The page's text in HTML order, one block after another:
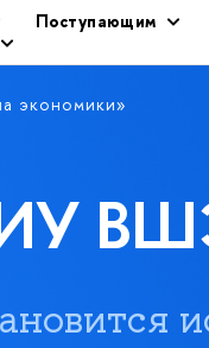
Поступающим
экономики»